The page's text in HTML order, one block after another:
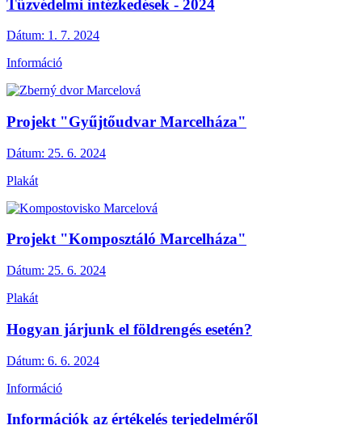
Tűzvédelmi intézkedések - 2024
Dátum: 1. 7. 2024
Információ
Projekt "Gyűjtőudvar Marcelháza"
Dátum: 25. 6. 2024
Plakát
Projekt "Komposztáló Marcelháza"
Dátum: 25. 6. 2024
Plakát
Hogyan járjunk el földrengés esetén?
Dátum: 6. 6. 2024
Információ
Információk az értékelés terjedelméről